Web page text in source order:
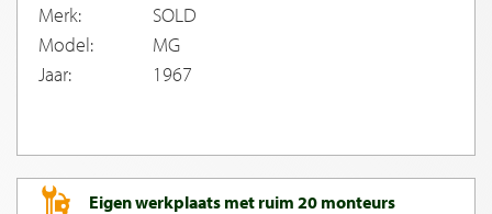
Merk:
SOLD
Model:
MG
Jaar:
1967
Eigen werkplaats met ruim 20 monteurs